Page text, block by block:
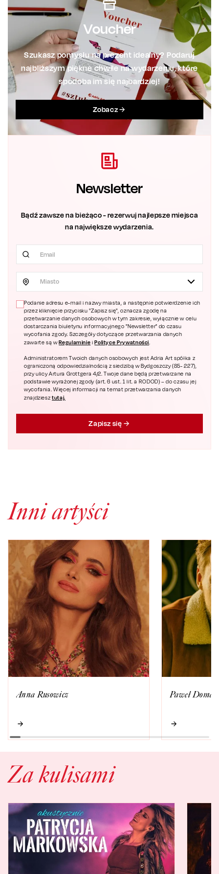
Voucher
Szukasz pomysłu na prezent idealny? Podaruj
najbliższym piękne chwile na wydarzeniu, które
spodoba im się najbardziej!
Zobacz
Newsletter
Bądź zawsze na bieżąco - rezerwuj najlepsze miejsca
na największe wydarzenia.
Miasto
Podanie adresu e-mail i nazwy miasta, a następnie potwierdzenie ich
przez kliknięcie przycisku "Zapisz się", oznacza zgodę na
przetwarzanie danych osobowych w tym zakresie, wyłącznie w celu
dostarczania biuletynu informacyjnego "Newsletter" do czasu
wycofania zgody. Szczegóły dotyczące przetwarzania danych
zawarte są wRegulaminie i Polityce Prywatności.
Administratorem Twoich danych osobowych jest Adria Art spółka z
ograniczoną odpowiedzialnością z siedzibą w Bydgoszczy (85- 227),
przy ulicy Artura Grottgera 4/2. Twoje dane będą przetwarzane na
podstawie wyrażonej zgody (art. 6 ust. 1 lit. a RODOD) – do czasu jej
wycofania. Więcej informacji na temat przetwarzania danych
znajdziesztutaj.
Zapisz się
Inni artyści
Anna Rusowicz Paweł
Za kulisami